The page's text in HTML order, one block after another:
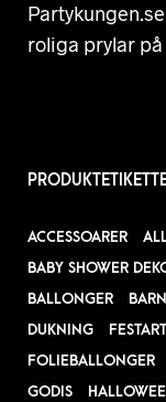
roliga prylar
ACCESSOARER
BABY SHOWER
BALLONGER
DUKNING
FOLIEBALLONGER
GODIS